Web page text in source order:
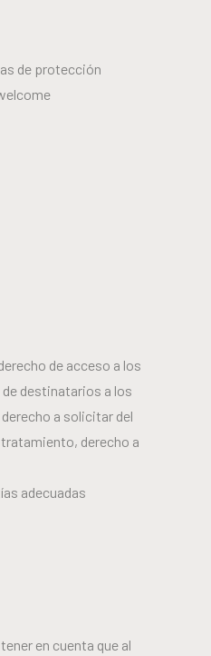
de protección
de acceso a los
destinatarios a los
a solicitar del
derecho a
adecuadas
en cuenta que al